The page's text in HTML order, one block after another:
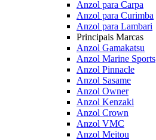
Anzol para Carpa
Anzol para Curimba
Anzol para Lambari
Principais Marcas
Anzol Gamakatsu
Anzol Marine Sports
Anzol Pinnacle
Anzol Sasame
Anzol Owner
Anzol Kenzaki
Anzol Crown
Anzol VMC
Anzol Meitou